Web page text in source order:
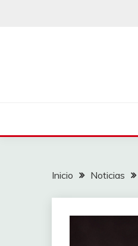
Inicio Noticias